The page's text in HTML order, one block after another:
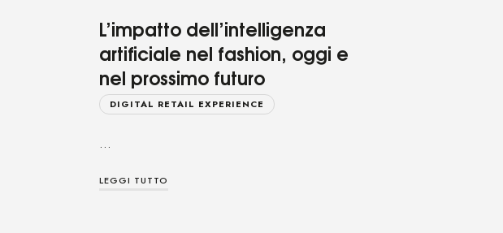
L’impatto dell’intelligenza
artificiale nel fashion, oggi e
nel prossimo futuro
DIGITAL RETAIL EXPERIENCE
…
LEGGI TUTTO